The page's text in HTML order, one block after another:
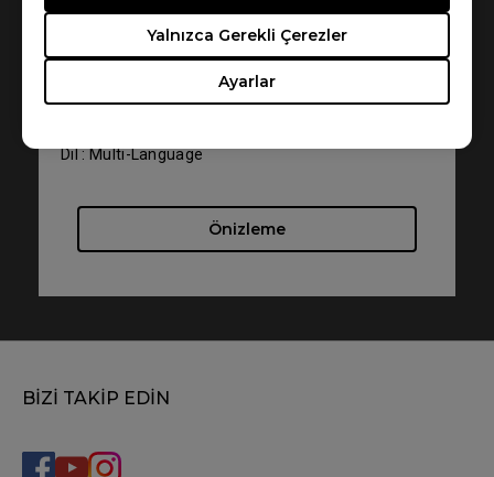
Ayarlar
Yalnızca Gerekli Çerezler
Dil : Multi-Language
Önizleme
BİZİ TAKİP EDİN